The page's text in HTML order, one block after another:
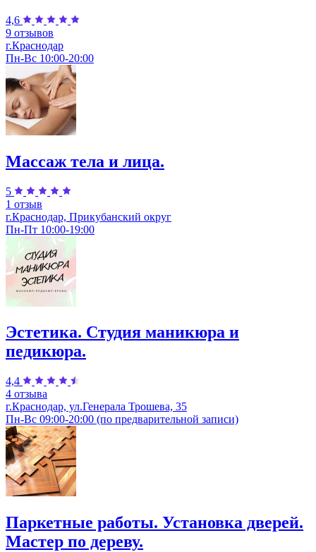
4,6
9 отзывов
г.Краснодар
Пн-Вс 10:00-20:00
Массаж тела и лица.
5
1 отзыв
г.Краснодар, Прикубанский округ
Пн-Пт 10:00-19:00
Эстетика. Студия маникюра и
педикюра.
4,4
4 отзыва
г.Краснодар, ул.Генерала Трошева, 35
Пн-Вс 09:00-20:00 (по предварительной записи)
Паркетные работы. Установка дверей.
Мастер по дереву.